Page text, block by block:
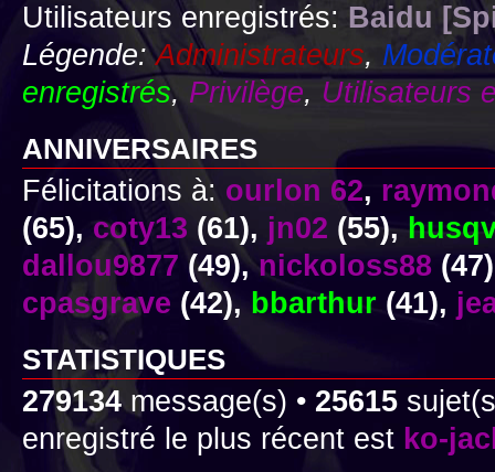
Utilisateurs enregistrés: Baidu
Légende:Administrateurs,
enregistrés, Privilège, Utilisateurs
ANNIVERSAIRES
Félicitations à: ourlon 62,
(65), coty13 (61), jn02 (55),
dallou9877 (49),nickoloss88
cpasgrave (42), bbarthur (41),
STATISTIQUES
279134message(s) • 25615
enregistré le plus récent est ko-